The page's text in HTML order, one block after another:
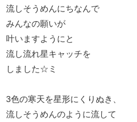
流しそうめんにちなんで
みんなの願いが
叶いますようにと
流し流れ星キャッチを
しました☆ミ
3色の寒天を星形にくりぬき、
流しそうめんのように流して